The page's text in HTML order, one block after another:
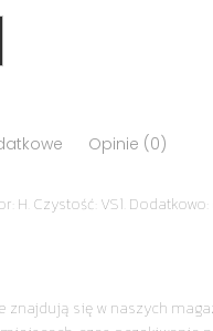
Opinie (0)
H. Czystość: VS1.
znajdują się w naszych